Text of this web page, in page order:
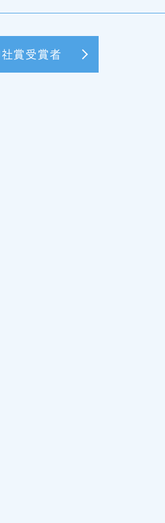
賞受賞者